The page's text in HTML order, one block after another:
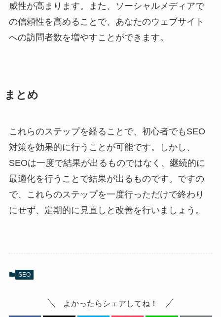
威性が高まります。また、ソーシャルメディアで
の信頼性を高めることで、あなたのウェブサイト
への訪問者数を増やすことができます。
まとめ
これらのステップを経ることで、初心者でもSEO
対策を効果的に行うことが可能です。しかし、
SEOは一度で結果が出るものではなく、継続的に
最適化を行うことで結果が出るものです。ですの
で、これらのステップを一度行っただけで終わり
にせず、定期的に見直しと改善を行いましょう。
SEO
よかったらシェアしてね！